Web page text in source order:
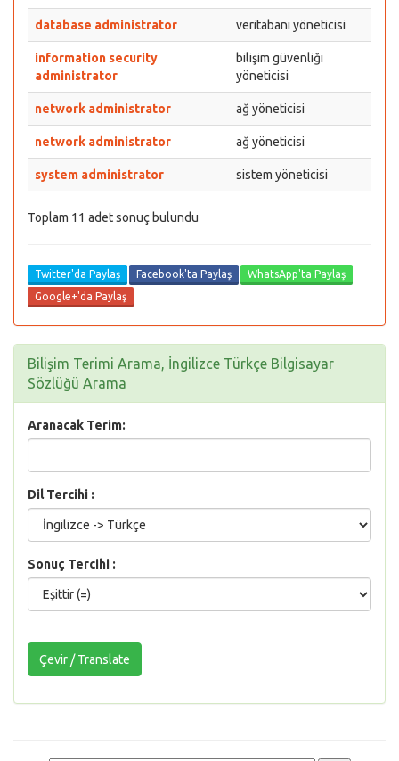
database administrator veritabanı yöneticisi
information security
administrator
bilişim güvenliği
yöneticisi
network administrator ağ yöneticisi
network administrator ağ yöneticisi
system administrator sistem yöneticisi
Toplam 11 adet sonuç bulundu
Twitter'da Paylaş Facebook'ta Paylaş
WhatsApp'ta Paylaş
Google+'da Paylaş
Bilişim Terimi Arama, İngilizce Türkçe Bilgisayar
Sözlüğü Arama
Aranacak Terim:
Dil Tercihi :
Sonuç Tercihi :